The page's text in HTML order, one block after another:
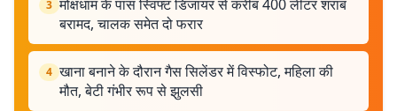
3 मोक्षधाम के पास स्विफ्ट डिजायर से करीब 400 लीटर शराब
बरामद, चालक समेत दो फरार
4 खाना बनाने के दौरान गैस सिलेंडर में विस्फोट, महिला की
मौत, बेटी गंभीर रूप से झुलसी